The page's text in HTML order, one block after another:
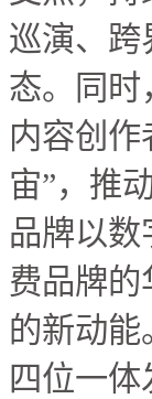
巡演、跨
态。同时
内容创
宙”，推
品牌以
费品牌
的新动能
四位一体